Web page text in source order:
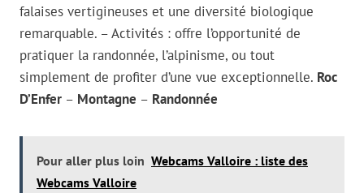
falaises vertigineuses et une diversité biologique
remarquable. – Activités : offre l’opportunité de
pratiquer la randonnée, l’alpinisme, ou tout
simplement de profiter d’une vue exceptionnelle. Roc
D’Enfer – Montagne – Randonnée
Pour aller plus loin Webcams Valloire : liste des
Webcams Valloire